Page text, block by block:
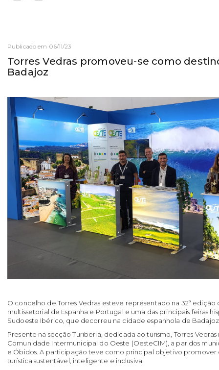
Publicado em 06/11/23
Torres Vedras promoveu-se como
Badajoz
O concelho de Torres Vedras esteve representado na 32ª edição
multissetorial de Espanha e Portugal e uma das principais feiras
Sudoeste Ibérico, que decorreu na cidade espanhola de
Presente na secção Turiberia, dedicada ao turismo, Torres
Comunidade Intermunicipal do Oeste (OesteCIM), a par dos
e Óbidos. A participação teve como principal objetivo
turística sustentável, inteligente e inclusiva.